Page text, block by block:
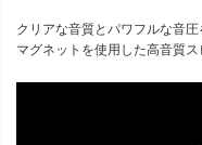
クリアな音質とパワフルな音
マグネットを使用した高音質ス